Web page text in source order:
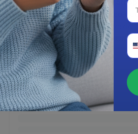
Salbutamol/Bromuro de
farmacia online en México
este u otros medicamentos
cuenta con autorización de